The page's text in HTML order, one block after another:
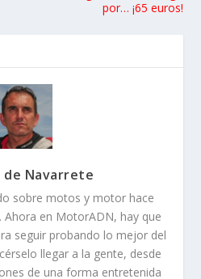
por… ¡65 euros!
de Navarrete
sobre motos y motor hace
en MotorADN, hay que
seguir probando lo mejor del
llegar a la gente, desde
de una forma entretenida